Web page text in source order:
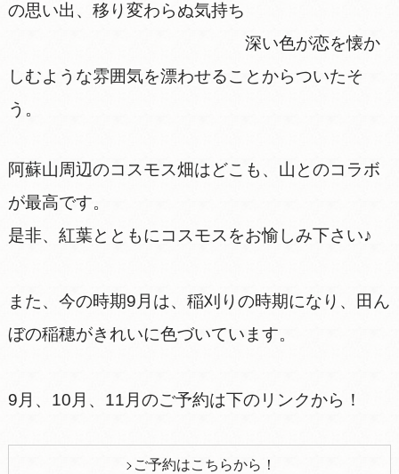
の思い出、移り変わらぬ気持ち
深い色が恋を懐か
しむような雰囲気を漂わせることからついたそ
う。
阿蘇山周辺のコスモス畑はどこも、山とのコラボ
が最高です。
是非、紅葉とともにコスモスをお愉しみ下さい♪
また、今の時期9月は、稲刈りの時期になり、田ん
ぼの稲穂がきれいに色づいています。
9月、10月、11月のご予約は下のリンクから！
ご予約はこちらから！